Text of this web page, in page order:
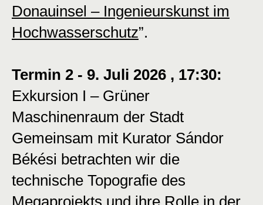
Donauinsel – Ingenieurskunst im
Hochwasserschutz”.
Termin 2 - 9. Juli 2026 , 17:30:
Exkursion I – Grüner
Maschinenraum der Stadt
Gemeinsam mit Kurator Sándor
Békési betrachten wir die
technische Topografie des